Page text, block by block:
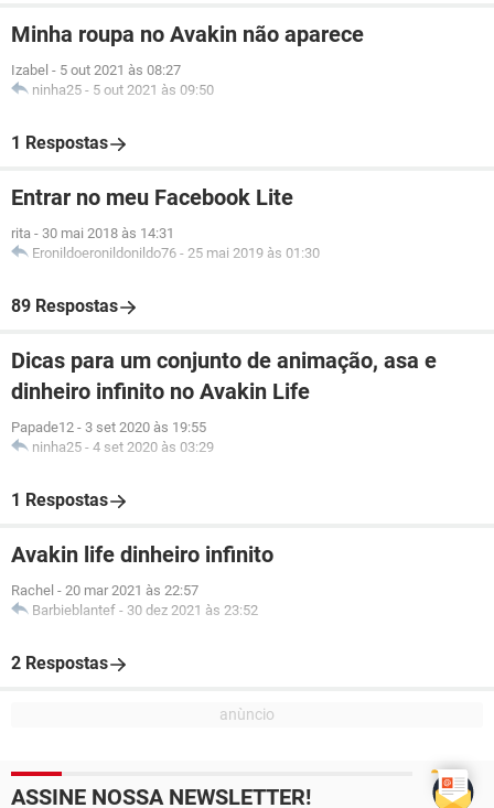
Minha roupa no Avakin não aparece
Izabel - 5 out 2021 às 08:27
ninha25 - 5 out 2021 às 09:50
1 Respostas
Entrar no meu Facebook Lite
rita - 30 mai 2018 às 14:31
Eronildoeronildonildo76 - 25 mai 2019 às 01:30
89 Respostas
Dicas para um conjunto de animação, asa e
dinheiro infinito no Avakin Life
Papade12 - 3 set 2020 às 19:55
ninha25 - 4 set 2020 às 03:29
1 Respostas
Avakin life dinheiro infinito
Rachel - 20 mar 2021 às 22:57
Barbieblantef - 30 dez 2021 às 23:52
2 Respostas
ASSINE NOSSA NEWSLETTER!